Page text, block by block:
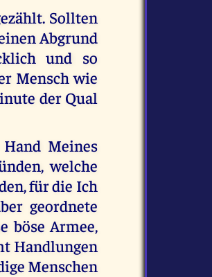
Sollten
Abgrund
und so
Mensch wie
der Qual
Meines
welche
für die Ich
geordnete
böse Armee,
Handlungen
Menschen